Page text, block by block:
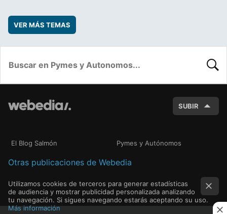
VER MÁS TEMAS
SUBIR
El Blog Salmón Pymes y Autónomos
Otras publicaciones de Webedia
Utilizamos cookies de terceros para generar estadísticas
de audiencia y mostrar publicidad personalizada analizando
tu navegación. Si sigues navegando estarás aceptando su uso.
Más información